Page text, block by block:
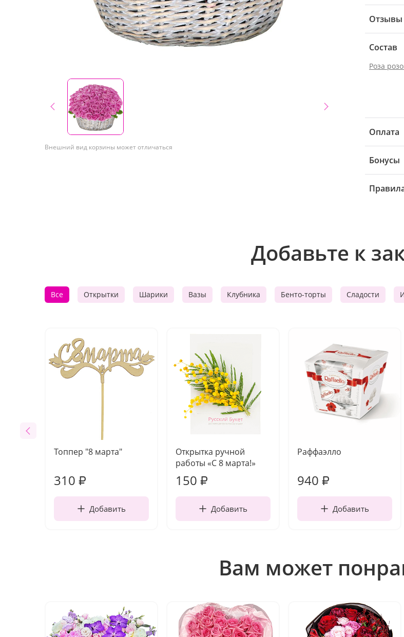
Внешний вид корзины может отличаться
Отзывы
Состав
Роза
Оплата
Бонусы
Добавьте к
Все Открытки Шарики Вазы Клубника Бенто-торты Сладости
Топпер "8 марта"
310 ₽
Добавить
Открытка ручной
работы «С 8 марта!»
150 ₽
Добавить
Раффаэлло
940 ₽
Добавить
Вам может